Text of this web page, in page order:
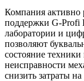
Компания активно
поддержки G-Profi
лаборатории и
позволяют
состояние
неисправности
снизить затраты